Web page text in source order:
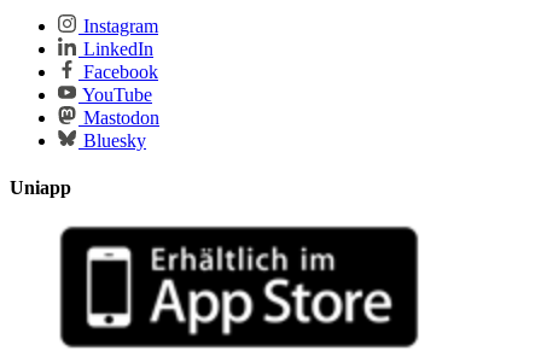
Instagram
LinkedIn
Facebook
YouTube
Mastodon
Bluesky
Uniapp